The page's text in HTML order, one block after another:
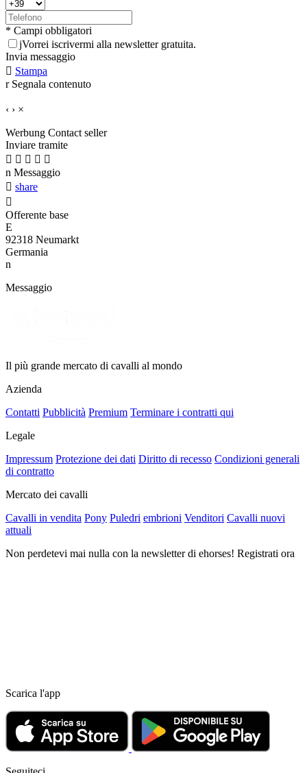
* Campi obbligatori
jVorrei iscrivermi alla newsletter gratuita.
Invia messaggio
 Stampa
r Segnala contenuto
‹ › ×
Werbung Contact seller
Inviare tramite
    
n Messaggio
 share

Offerente base
E
92318 Neumarkt
Germania
n
Messaggio
Il più grande mercato di cavalli al mondo
Azienda
Contatti Pubblicità Premium Terminare i contratti qui
Legale
Impressum Protezione dei dati Diritto di recesso Condizioni generali
di contratto
Mercato dei cavalli
Cavalli in vendita Pony Puledri embrioni Venditori Cavalli nuovi
attuali
Non perdetevi mai nulla con la newsletter di ehorses! Registrati ora
Scarica l'app